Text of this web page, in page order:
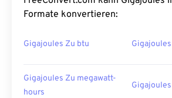
Formate konvertieren:
Gigajoules Zu btu
Gigajoules Zu megawatt-
hours